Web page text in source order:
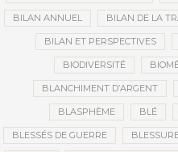
BILAN ANNUEL BILAN DE LA
BILAN ET PERSPECTIVES
BIODIVERSITÉ
BLANCHIMENT D’ARGENT
BLASPHÈME BLÉ
BLESSÉS DE GUERRE